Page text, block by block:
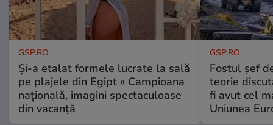
GSP.RO
Și-a etalat formele lucrate la sală
pe plajele din Egipt » Campioana
națională, imagini spectaculoase
din vacanță
GSP.RO
Fostul șef
teorie
fi avut cel
Uniunea